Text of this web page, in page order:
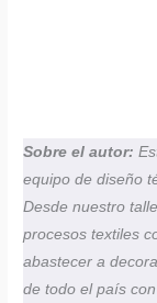
Sobre el autor:
equipo de diseño
Desde nuestro
procesos textiles
abastecer a
de todo el país